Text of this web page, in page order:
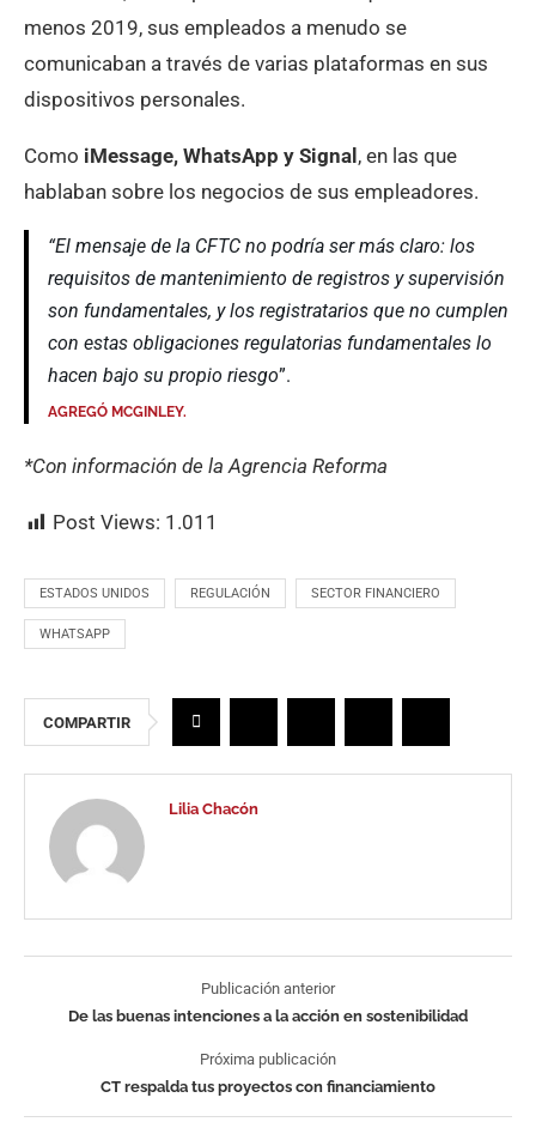
menos 2019, sus empleados a menudo se
comunicaban a través de varias plataformas en sus
dispositivos personales.
Como iMessage, WhatsApp y Signal , en las que
hablaban sobre los negocios de sus empleadores.
“El mensaje de la CFTC no podría ser más claro: los
requisitos de mantenimiento de registros y supervisión
son fundamentales, y los registratarios que no cumplen
con estas obligaciones regulatorias fundamentales lo
hacen bajo su propio riesgo”.
AGREGÓ MCGINLEY.
*Con información de la Agrencia Reforma
Post Views: 1.011
ESTADOS UNIDOS REGULACIÓN SECTOR FINANCIERO
WHATSAPP
COMPARTIR
Lilia Chacón
Publicación anterior
De las buenas intenciones a la acción en sostenibilidad
Próxima publicación
CT respalda tus proyectos con financiamiento